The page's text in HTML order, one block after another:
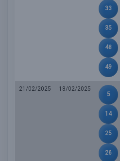
33
35
48
49
21/02/2025
18/02/2025
5
14
25
26